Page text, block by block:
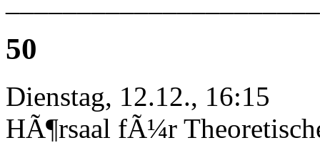
50
Dienstag, 12.12., 16:15
HÃ¶rsaal fÃ¼r